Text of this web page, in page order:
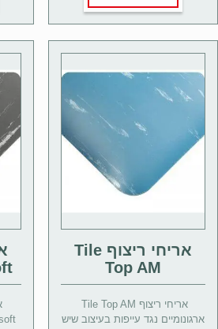
אריחי ריצוף Tile
Top AM
ארגונומיים נגד עייפות בעיצוב שיש